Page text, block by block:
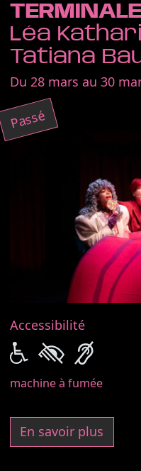
Léa
Tatiana
Du 28 mars au 30
Passé
Accessibilité
machine à fumée
En savoir plus